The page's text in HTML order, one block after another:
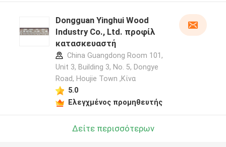
Dongguan Yinghui Wood
Industry Co., Ltd. προφίλ
κατασκευαστή
China Guangdong Room 101,
Unit 3, Building 3, No. 5, Dongye
Road, Houjie Town ,Κίνα
5.0
Ελεγχμένος προμηθευτής
Δείτε περισσότερων